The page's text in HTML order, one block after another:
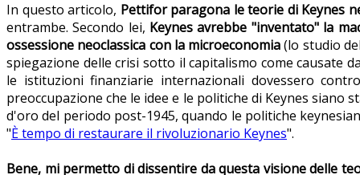
In questo articolo, Pettifor paragona le teorie di Keynes
entrambe. Secondo lei, Keynes avrebbe "inventato" la
ossessione neoclassica con la microeconomia(lo studio
spiegazione delle crisi sotto il capitalismo come causate
le istituzioni finanziarie internazionali dovessero
preoccupazione che le idee e le politiche di Keynes
d'oro del periodo post-1945, quando le politiche
"È tempo di restaurare il rivoluzionario Keynes".
Bene, mi permetto di dissentire da questa visione delle